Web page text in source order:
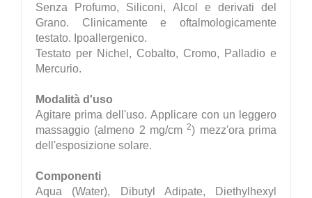
Senza Profumo, Siliconi, Alcol e derivati del
Grano. Clinicamente e oftalmologicamente
testato. Ipoallergenico.
Testato per Nichel, Cobalto, Cromo, Palladio e
Mercurio.
Modalità d'uso
Agitare prima dell'uso. Applicare con un leggero
massaggio (almeno 2 mg/cm2) mezz'ora prima
dell'esposizione solare.
Componenti
Aqua (Water), Dibutyl Adipate, Diethylhexyl